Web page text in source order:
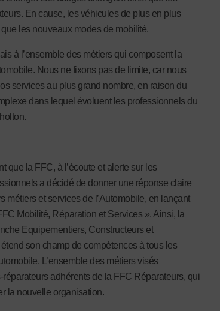
En cause, les véhicules de plus en plus
les nouveaux modes de mobilité.
à l’ensemble des métiers qui composent la
Nous ne fixons pas de limite, car nous
services au plus grand nombre, en raison du
dans lequel évoluent les professionnels du
que la FFC, à l’écoute et alerte sur les
a décidé de donner une réponse claire
métiers et services de l’Automobile, en lançant
Mobilité, Réparation et Services ». Ainsi, la
Equipementiers, Constructeurs et
son champ de compétences à tous les
L’ensemble des métiers visés
adhérents de la FFC Réparateurs, qui
la nouvelle organisation.